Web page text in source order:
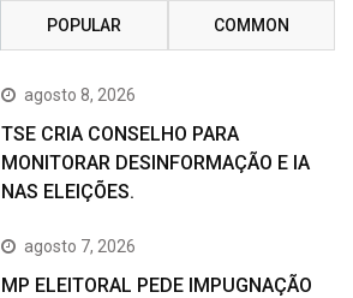
POPULAR COMMON
agosto 8, 2026
TSE CRIA CONSELHO PARA
MONITORAR DESINFORMAÇÃO E IA
NAS ELEIÇÕES.
agosto 7, 2026
MP ELEITORAL PEDE IMPUGNAÇÃO